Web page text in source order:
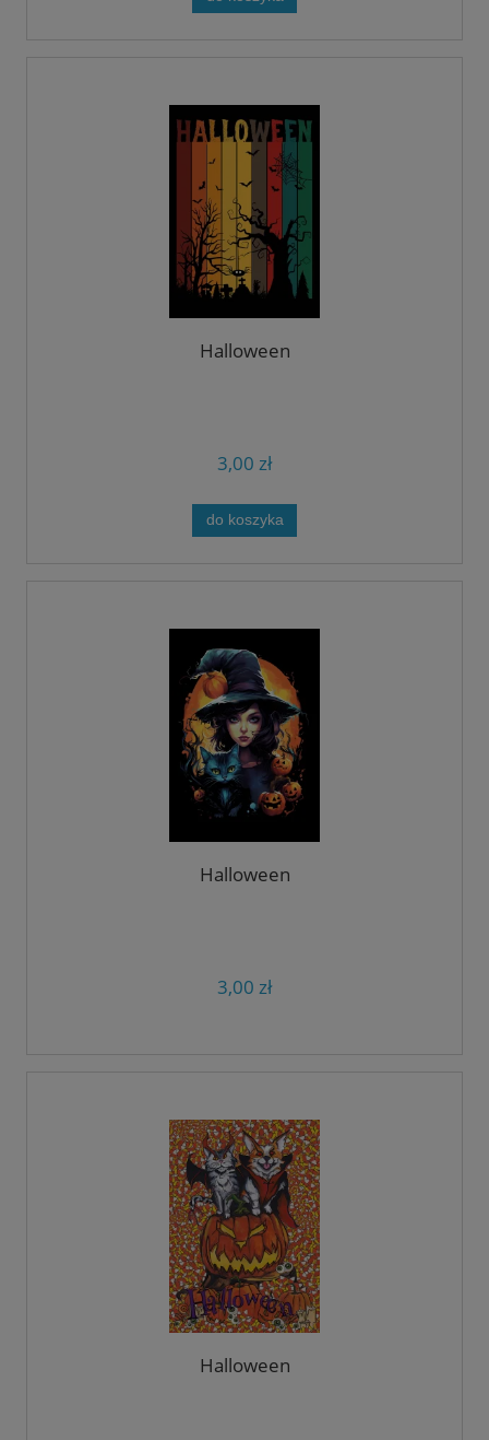
Halloween
3,00 zł
do koszyka
Halloween
3,00 zł
Halloween